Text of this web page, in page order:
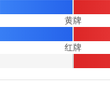
黄牌
红牌